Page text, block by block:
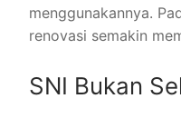
menggunakannya.
renovasi semakin
SNI Bukan